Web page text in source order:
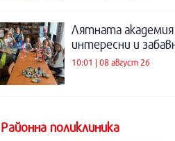
Лятната академия
интересни и
10:01 | 08 август 26
Районна поликлиника